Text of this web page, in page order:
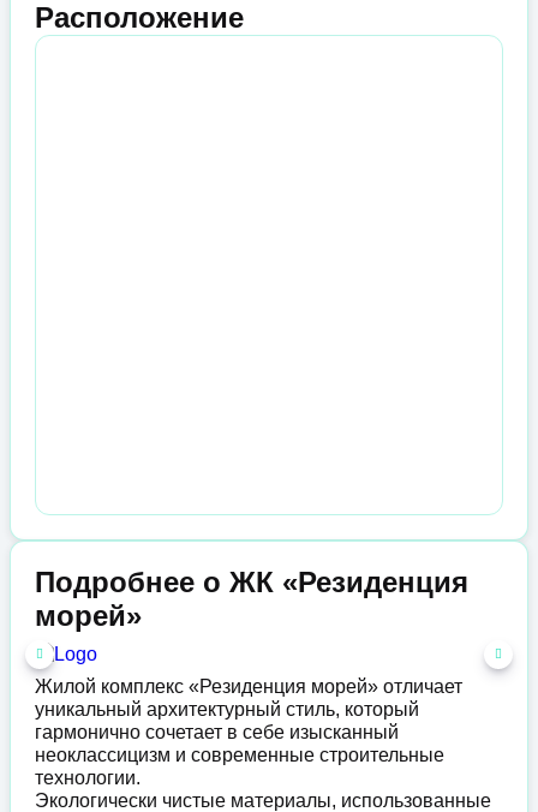
Расположение
Подробнее о ЖК «Резиденция
морей»
Жилой комплекс «Резиденция морей» отличает
уникальный архитектурный стиль, который
гармонично сочетает в себе изысканный
неоклассицизм и современные строительные
технологии.
Экологически чистые материалы, использованные